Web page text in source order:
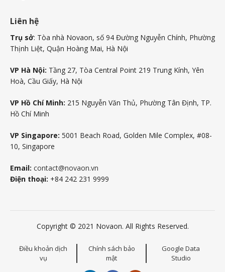
Liên hệ
Trụ sở: Tòa nhà Novaon, số 94 Đường Nguyễn Chính, Phường
Thịnh Liệt, Quận Hoàng Mai, Hà Nội
VP Hà Nội: Tầng 27, Tòa Central Point 219 Trung Kính, Yên
Hoà, Cầu Giấy, Hà Nội
VP Hồ Chí Minh: 215 Nguyễn Văn Thủ, Phường Tân Định, TP.
Hồ Chí Minh
VP Singapore: 5001 Beach Road, Golden Mile Complex, #08-
10, Singapore
Email: contact@novaon.vn
Điện thoại: +84 242 231 9999
Copyright © 2021 Novaon. All Rights Reserved.
Điều khoản dịch
vụ
Chính sách bảo
mật
Google Data
Studio